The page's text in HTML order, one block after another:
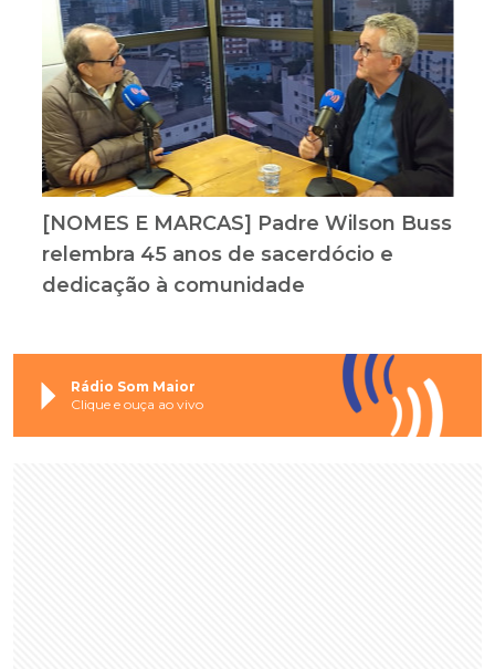
[NOMES E MARCAS] Padre Wilson Buss
relembra 45 anos de sacerdócio e
dedicação à comunidade
Rádio Som Maior
Clique e ouça ao vivo